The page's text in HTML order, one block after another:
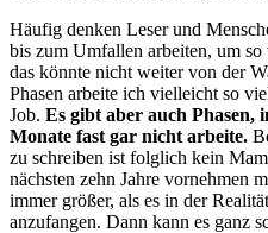
Häufig denken Leser und
bis zum Umfallen arbeiten, um
das könnte nicht weiter von der
Phasen arbeite ich vielleicht so
Job. Es gibt aber auch Phasen,
Monate fast gar nicht arbeite.
zu schreiben ist folglich kein
nächsten zehn Jahre vornehmen
immer größer, als es in der
anzufangen. Dann kann es ganz